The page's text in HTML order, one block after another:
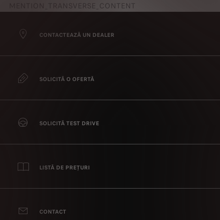
MENTION_TRANSVERSE_CONTENT
CONTACTEAZĂ UN DEALER
SOLICITĂ O OFERTĂ
SOLICITĂ TEST DRIVE
LISTĂ DE PREȚURI
CONTACT